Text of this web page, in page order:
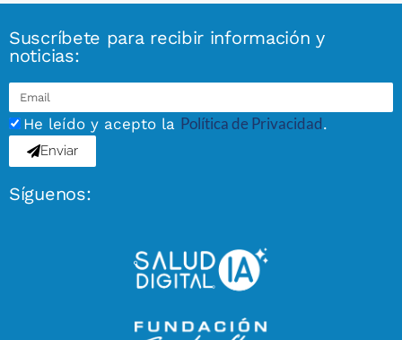
Suscríbete para recibir información y
noticias:
He leído y acepto la Política de Privacidad.
Enviar
Síguenos: